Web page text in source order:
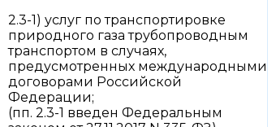
2.3-1) услуг по транспортировке
природного газа трубопроводным
транспортом в случаях,
предусмотренных международными
договорами Российской
Федерации;
(пп. 2.3-1 введен Федеральным